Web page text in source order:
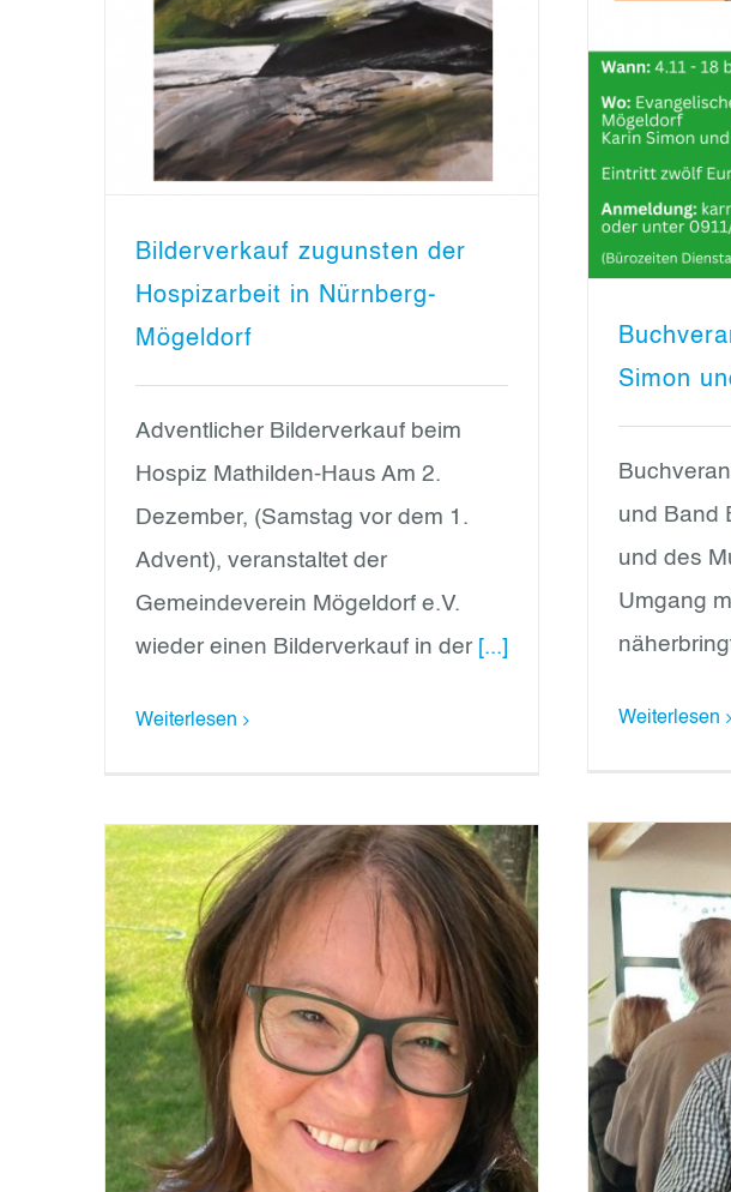
Bilderverkauf zugunsten der
Hospizarbeit in Nürnberg-
Mögeldorf
Adventlicher Bilderverkauf beim
Hospiz Mathilden-Haus Am 2.
Dezember, (Samstag vor dem 1.
Advent), veranstaltet der
Gemeindeverein Mögeldorf e.V.
wieder einen Bilderverkauf in der [...]
Weiterlesen
Simon
und Band
und des
Umgang
Weiterlesen
im Sozialen Netz